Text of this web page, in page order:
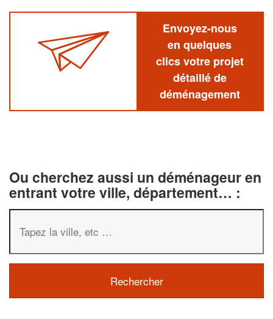
Envoyez-nous
en quelques
clics votre projet
détaillé de
déménagement
Ou cherchez aussi un déménageur en
entrant votre ville, département… :